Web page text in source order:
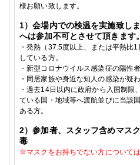
様お願い致します。
1）会場内での検温を実施致し
へは参加不可とさせて頂きます。
・発熱（ 37.5度以上、または平熱比1
している方。
・新型コロナウイルス感染症の陽性
・ 同居家族や身近な知人の感染が疑わ
・過去14日以内に政府から入国制限
ている国・地域等へ渡航並びに当該
ある方。
2）参加者、スタッフ含めマス
毒
※マスクをお持ちでない方について